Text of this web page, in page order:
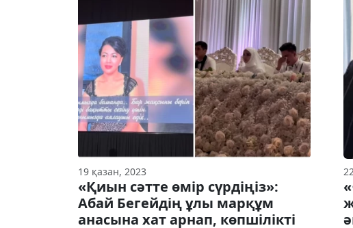
19 қазан, 2023
«Қиын сәтте өмір сүрдіңіз»:
Абай Бегейдің ұлы марқұм
анасына хат арнап, көпшілікті